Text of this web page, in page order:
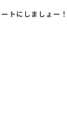
トにしましょー！